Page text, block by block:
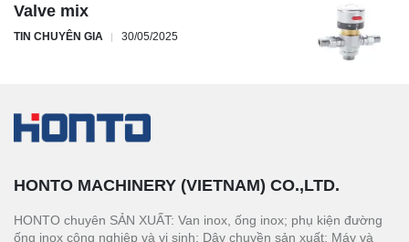
Valve mix
TIN CHUYÊN GIA 30/05/2025
HONTO MACHINERY (VIETNAM) CO.,LTD.
HONTO chuyên SẢN XUẤT: Van inox, ống inox; phụ kiện đường
ống inox công nghiệp và vi sinh; Dây chuyền sản xuất: Máy và